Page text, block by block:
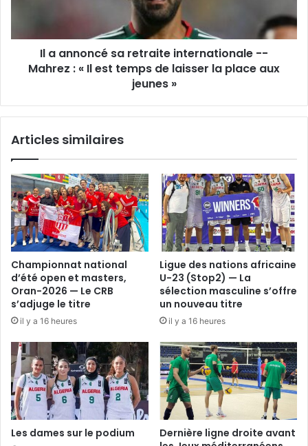
Mahrez
temps
laisser
aux
jeunes
»
Il a annoncé sa retraite internationale --
Mahrez : « Il est temps de laisser la place aux
jeunes »
Articles similaires
Championnat national
d’été open et masters,
Oran-2026 — Le CRB
s’adjuge le titre
il y a 16 heures
Ligue des nations africaine
U-23 (Stop2) — La
sélection masculine s’offre
un nouveau titre
il y a 16 heures
Les dames sur le podium
Dernière ligne droite avant